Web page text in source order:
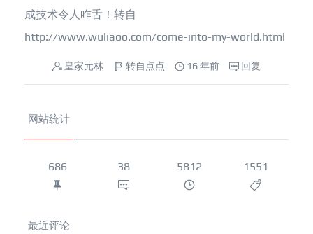
成技术令人咋舌！转自
http://www.wuliaoo.com/come-into-my-world.html
皇家元林 转自点点 16 年前 回复
网站统计
686 38 5812 1551
最近评论